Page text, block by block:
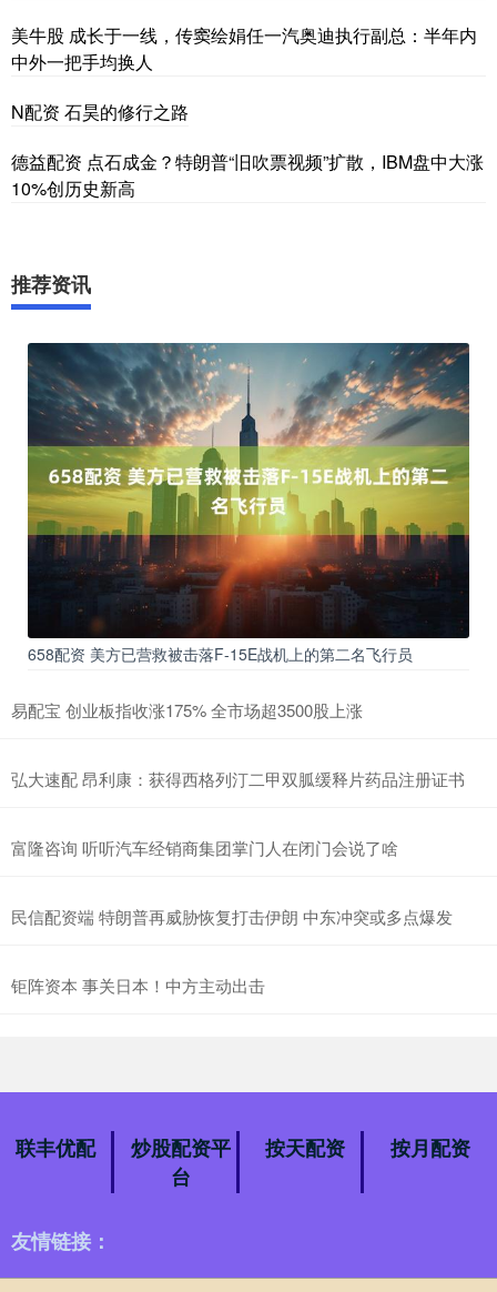
美牛股 成长于一线，传窦绘娟任一汽奥迪执行副总：半年内
中外一把手均换人
N配资 石昊的修行之路
德益配资 点石成金？特朗普“旧吹票视频”扩散，IBM盘中大涨
10%创历史新高
推荐资讯
658配资 美方已营救被击落F-15E战机上的第二名飞行员
易配宝 创业板指收涨175% 全市场超3500股上涨
弘大速配 昂利康：获得西格列汀二甲双胍缓释片药品注册证书
富隆咨询 听听汽车经销商集团掌门人在闭门会说了啥
民信配资端 特朗普再威胁恢复打击伊朗 中东冲突或多点爆发
钜阵资本 事关日本！中方主动出击
联丰优配
炒股配资平
台
按天配资 按月配资
友情链接：